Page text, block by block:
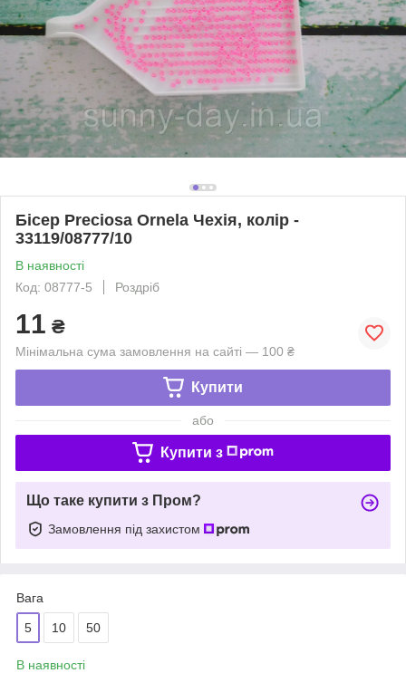
Бісер Preciosa Ornela Чехія, колір -
33119/08777/10
В наявності
Код: 08777-5
Роздріб
11 ₴
Мінімальна сума замовлення на сайті — 100 ₴
Купити
або
Купити з
Що таке купити з Пром?
Замовлення під захистом
Вага
5 10 50
В наявності